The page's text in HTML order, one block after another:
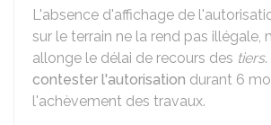
L'absence d'affichage de
sur le terrain ne la rend pas illégale,
allonge le délai de recours des tiers
contester l'autorisation durant 6
l'achèvement des travaux.